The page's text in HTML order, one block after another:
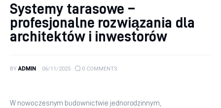
Systemy tarasowe –
profesjonalne rozwiązania dla
architektów i inwestorów
BY ADMIN 06/11/2025 0 COMMENTS
W nowoczesnym budownictwie jednorodzinnym,